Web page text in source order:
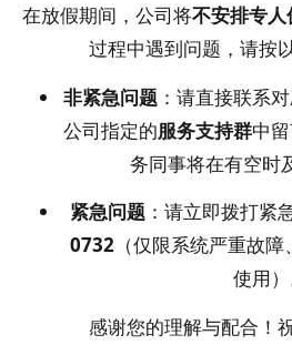
在放假期间，公司将不安排专人
过程中遇到问题，请按
非紧急问题 ：请直接联系
公司指定的服务支持群中
务同事将在有空时
紧急问题：请立即拨打紧
0732（仅限系统严重故障
使用）
感谢您的理解与配合！